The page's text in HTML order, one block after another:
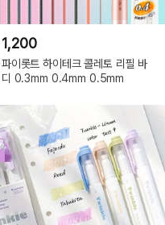
1,200
파이롯트 하이테크 콜레토 리필 바
디 0.3mm 0.4mm 0.5mm